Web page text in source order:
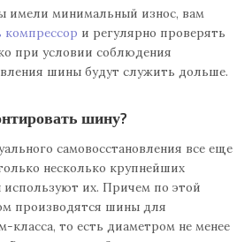
имели минимальный износ, вам
компрессор и регулярно проверять
при условии соблюдения
шины будут служить дольше.
шину?
самовосстановления все еще
несколько крупнейших
их. Причем по этой
производятся шины для
класса, то есть диаметром не менее